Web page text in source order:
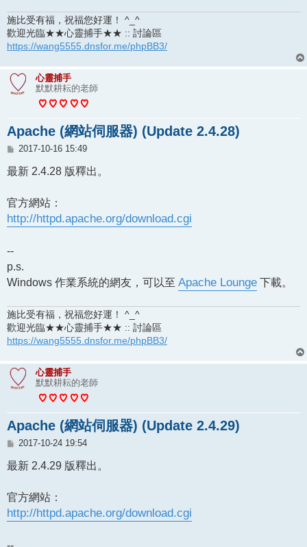
施比受有福，祝福您好運！ ^_^
歡迎光臨★★心靈捕手★★ :: 討論區
https://wang5555.dnsfor.me/phpBB3/
心靈捕手
默默耕耘的老師
Apache (網站伺服器) (Update 2.4.28)
文
2017-10-16 15:49
最新 2.4.28 版釋出。
官方網站：
http://httpd.apache.org/download.cgi
--
p.s.
Windows 作業系統的網友，可以至 Apache Lounge 下載。
施比受有福，祝福您好運！ ^_^
歡迎光臨★★心靈捕手★★ :: 討論區
https://wang5555.dnsfor.me/phpBB3/
心靈捕手
默默耕耘的老師
Apache (網站伺服器) (Update 2.4.29)
文
2017-10-24 19:54
最新 2.4.29 版釋出。
官方網站：
http://httpd.apache.org/download.cgi